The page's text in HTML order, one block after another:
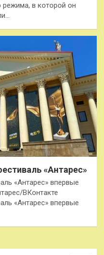
режима, в которой он
«Антарес»
«Антарес» впервые
ВКонтакте
«Антарес» впервые